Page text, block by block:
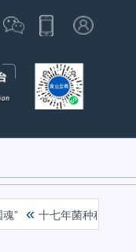
« 十七年菌种科研积淀